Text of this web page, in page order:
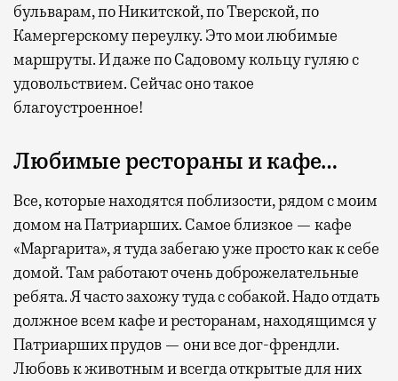
бульварам, по Никитской, по Тверской, по
Камергерскому переулку. Это мои любимые
маршруты. И даже по Садовому кольцу гуляю с
удовольствием. Сейчас оно такое
благоустроенное!
Любимые рестораны и кафе…
Все, которые находятся поблизости, рядом с моим
домом на Патриарших. Самое близкое — кафе
«Маргарита», я туда забегаю уже просто как к себе
домой. Там работают очень доброжелательные
ребята. Я часто захожу туда с собакой. Надо отдать
должное всем кафе и ресторанам, находящимся у
Патриарших прудов — они все дог-френдли.
Любовь к животным и всегда открытые для них